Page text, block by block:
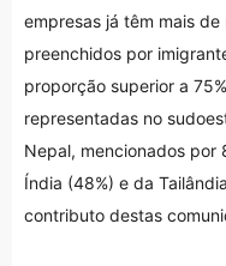
empresas já têm mais
preenchidos por
proporção superior a
representadas no
Nepal, mencionados por
Índia (48%) e da
contributo destas